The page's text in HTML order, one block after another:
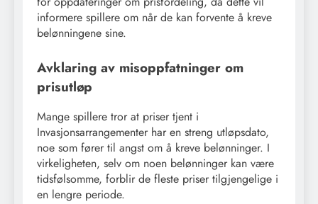
informere spillere om når de kan forvente å kreve
belønningene sine.
Avklaring av misoppfatninger om
prisutløp
Mange spillere tror at priser tjent i
Invasjonsarrangementer har en streng utløpsdato,
noe som fører til angst om å kreve belønninger. I
virkeligheten, selv om noen belønninger kan være
tidsfølsomme, forblir de fleste priser tilgjengelige i
en lengre periode.